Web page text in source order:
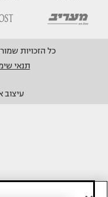
כל הזכויות שמורות © 2014 מעריב
תנאי
עיצוב